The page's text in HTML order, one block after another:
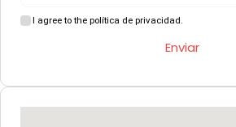
I agree to the política de privacidad.
Enviar